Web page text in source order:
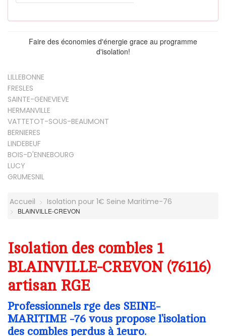
Faire des économies d'énergie grace au programme
d'isolation!
LILLEBONNE
FRESLES
SAINTE-GENEVIEVE
HERMANVILLE
VATTETOT-SOUS-BEAUMONT
BERNIERES
LINDEBEUF
BOIS-D'ENNEBOURG
LUCY
GRUMESNIL
Accueil Isolation pour 1€ Seine Maritime-76
BLAINVILLE-CREVON
Isolation des combles 1
BLAINVILLE-CREVON (76116)
artisan RGE
Professionnels rge des SEINE-
MARITIME -76 vous propose l’isolation
des combles perdus à 1euro.